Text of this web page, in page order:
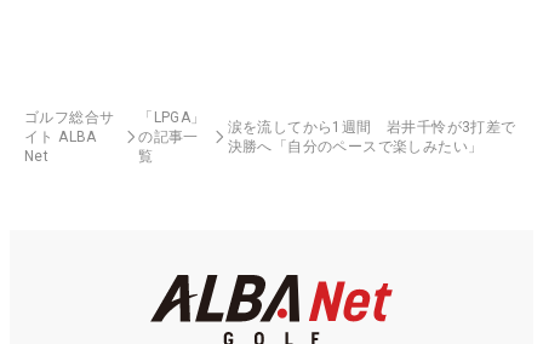
ゴルフ総合サ
イト ALBA
Net
「LPGA」
の記事一
覧
涙を流してから1週間 岩井千怜が3打差で
決勝へ「自分のペースで楽しみたい」